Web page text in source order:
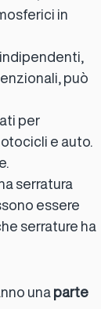
in
può
per
e auto.
serratura
essere
serrature ha
una parte